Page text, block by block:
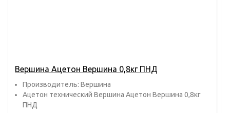
Вершина Ацетон Вершина 0,8кг ПНД
Прoизвoдитель: Вершина
Ацетон технический Вершина Ацетон Вершина 0,8кг
ПНД